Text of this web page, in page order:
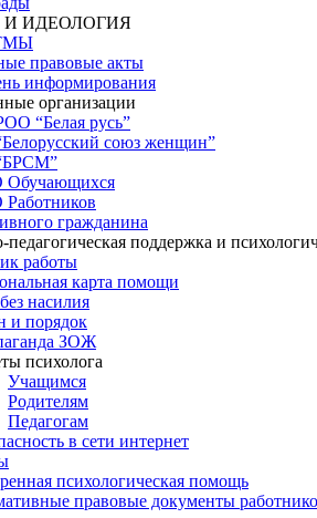
ИДЕОЛОГИЯ
правовые акты
информирования
организации
“Белая русь”
союз женщин”
гражданина
педагогическая поддержка и
работы
карта помощи
насилия
и порядок
ЗОЖ
психолога
Учащимся
Родителям
Педагогам
в сети интернет
психологическая помощь
правовые документы